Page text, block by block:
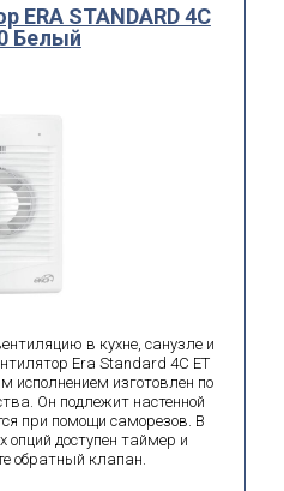
ERA STANDARD 4C
Белый
в кухне, санузле и
Era Standard 4C ET
исполнением изготовлен по
Он подлежит настенной
при помощи саморезов. В
опций доступен таймер и
обратный клапан.